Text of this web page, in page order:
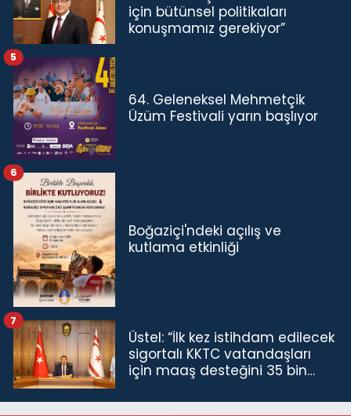
için bütünsel politikaları
konuşmamız gerekiyor”
64. Geleneksel Mehmetçik
Üzüm Festivali yarın başlıyor
5
Boğaziçi'ndeki açılış ve
kutlama etkinliği
6
Üstel: “İlk kez istihdam edilecek
sigortalı KKTC vatandaşları
için maaş desteğini 35 bin
7